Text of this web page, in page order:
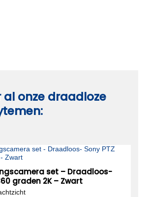
al onze draadloze
set – Draadloos-
graden 2K – Zwart